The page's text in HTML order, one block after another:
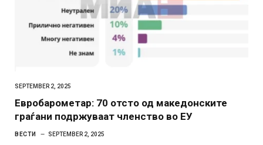
SEPTEMBER 2, 2025
Евробарометар: 70 отсто од македонските
граѓани подржуваат членство во ЕУ
ВЕСТИ SEPTEMBER 2, 2025